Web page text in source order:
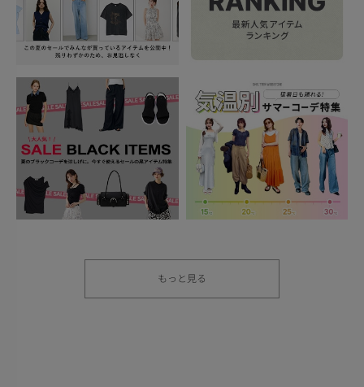
もっと見る